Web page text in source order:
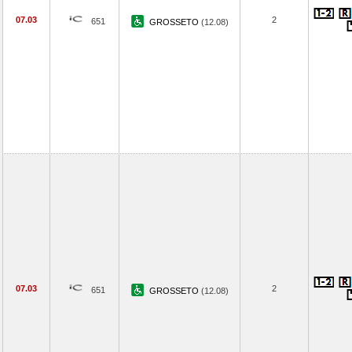
07.03 651 GROSSETO (12.08) 2
07.03 651 GROSSETO (12.08) 2